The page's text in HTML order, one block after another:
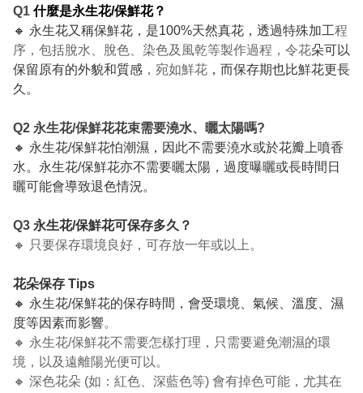
Q1 什麼是永生花/保鮮花？
🔸 永生花又稱保鮮花，是100%天然真花，透過特殊加工程
序，包括脫水、脫色、染色及風乾等製作過程，令花朵可以
保留原有的外貌和質感 ，宛如鮮花 ，而保存期也比鮮花更長
久。
Q2 永生花/保鮮花花束需要澆水、曬太陽嗎?
🔸 永生花/保鮮花怕潮濕，因此不需要澆水或於花瓣上噴香
水。永生花/保鮮花亦不需要曬太陽，過度曝曬或長時間日
曬可能會導致退色情況。
Q3 永生花/保鮮花可保存多久？
🔸 只要保存環境良好，可存放一年或以上。
花朵保存 Tips
🔸 永生花/保鮮花的保存時間，會受環境、氣候、溫度、濕
度等因素而影響。
🔸 永生花/保鮮花不需要怎樣打理，只需要避免潮濕的環
境，以及遠離陽光便可以。
🔸 深色花朵 (如：紅色、深藍色等) 會有掉色可能，尤其在